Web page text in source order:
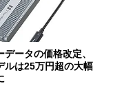
データの価格改定、
ルは25万円超の大幅